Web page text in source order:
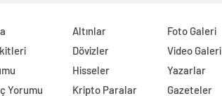
Yorumu
Altınlar
Dövizler
Hisseler
Kripto Paralar
Foto Galeri
Video Galeri
Yazarlar
Gazeteler